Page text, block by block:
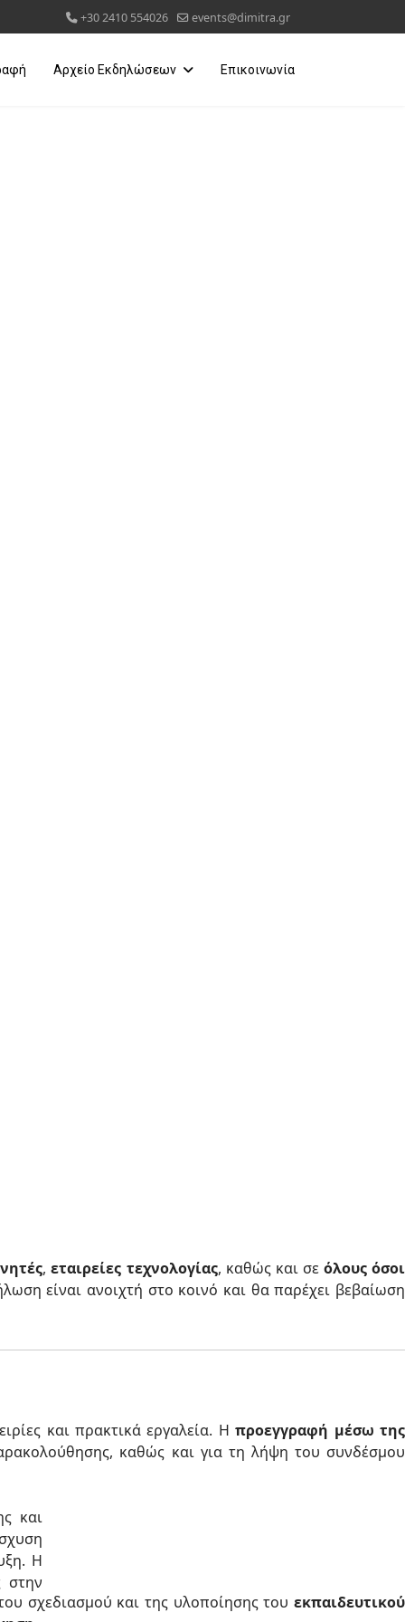
+30 2410 554026 events@dimitra.gr
Αρχείο Εκδηλώσεων Επικοινωνία
,εταιρείες τεχνολογίας, καθώς και σε όλους όσοι
είναι ανοιχτή στο κοινό και θα παρέχει βεβαίωση
και πρακτικά εργαλεία. Ηπροεγγραφή μέσω της
καθώς και για τη λήψη του συνδέσμου
σχεδιασμού και της υλοποίησης του εκπαιδευτικού
και
Η
στην